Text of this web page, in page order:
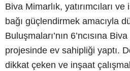
Biva Mimarlık, yatırımcıları
bağı güçlendirmek amacıyla
Buluşmaları’nın 6’ncısına
projesinde ev sahipliği yaptı.
dikkat çeken ve inşaat